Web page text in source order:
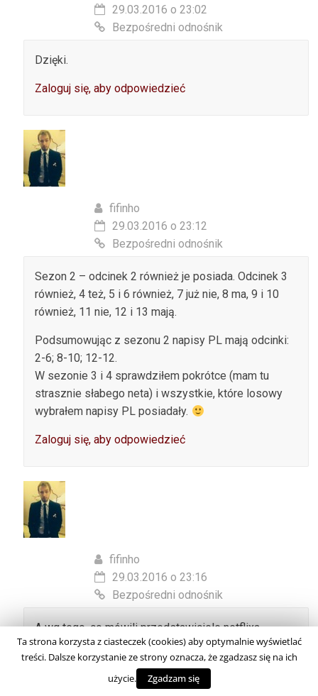
29.03.2016 o 23:02
Bezpośredni odnośnik
Dzięki.
Zaloguj się, aby odpowiedzieć
fifinho
29.03.2016 o 23:12
Bezpośredni odnośnik
Sezon 2 – odcinek 2 również je posiada. Odcinek 3
również, 4 też, 5 i 6 również, 7 już nie, 8 ma, 9 i 10
również, 11 nie, 12 i 13 mają.
Podsumowując z sezonu 2 napisy PL mają odcinki:
2-6; 8-10; 12-12.
W sezonie 3 i 4 sprawdziłem pokrótce (mam tu
strasznie słabego neta) i wszystkie, które losowy
wybrałem napisy PL posiadały.
Zaloguj się, aby odpowiedzieć
fifinho
29.03.2016 o 23:16
Bezpośredni odnośnik
A wg tego, co mówili przedstawiciele netflixa,
brakujące odcinki powinny się w najbliższym czasie
pojawić
Zaloguj się, aby odpowiedzieć
Ta strona korzysta z ciasteczek (cookies) aby optymalnie wyświetlać
treści. Dalsze korzystanie ze strony oznacza, że zgadzasz się na ich
użycie.
Zgadzam się